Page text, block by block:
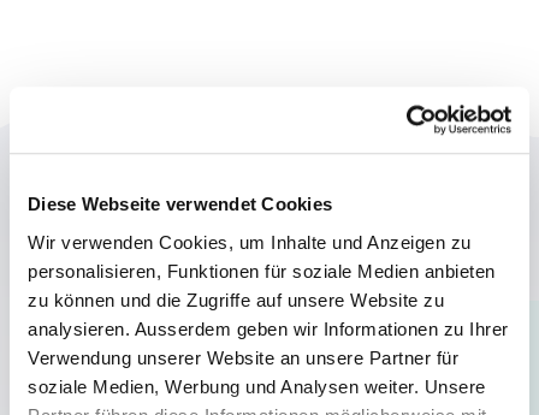
Diese Webseite verwendet Cookies
Wir verwenden Cookies, um Inhalte und Anzeigen zu
personalisieren, Funktionen für soziale Medien anbieten
zu können und die Zugriffe auf unsere Website zu
analysieren. Ausserdem geben wir Informationen zu Ihrer
Verwendung unserer Website an unsere Partner für
soziale Medien, Werbung und Analysen weiter. Unsere
Diese Themen könnten Sie
auch noch interessieren: